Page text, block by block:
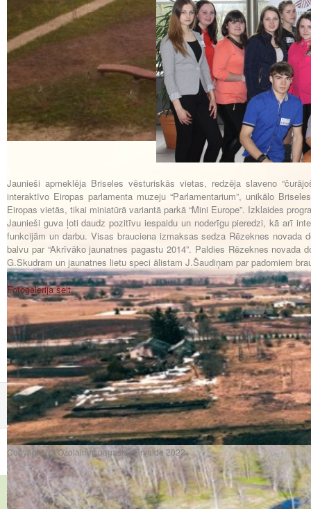
Jaunieši apmeklēja Briseles vēsturiskās vietas, redzēja slaveno
interaktīvo Eiropas parlamenta muzeju “Parlamentarium”, unikālo
Eiropas vietās, tikai miniatūrā variantā parkā “Mini Europe”. Izklaides
Jaunieši guva ļoti daudz pozitīvu iespaidu un noderīgu pieredzi, kā arī
funkcijām un darbu. Visas brauciena izmaksas sedza Rēzeknes novada
balvu par “Akrīvāko jaunatnes pagastu 2014”. Paldies Rēzeknes
G.Skudram un jaunatnes lietu speci ālistam J.Šaudiņam par padomiem
Fotogalerija šeit.
Copyright (c) Ozolaines pagasta pārvalde 2022